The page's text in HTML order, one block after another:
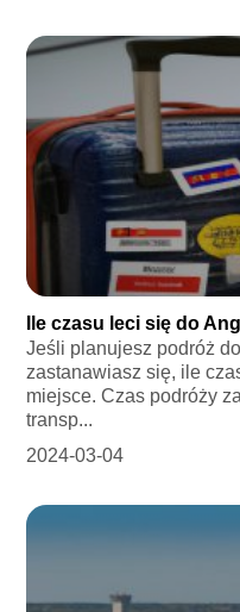
Ile czasu leci się do
Jeśli planujesz podróż
zastanawiasz się, ile
miejsce. Czas podróży
transp...
2024-03-04